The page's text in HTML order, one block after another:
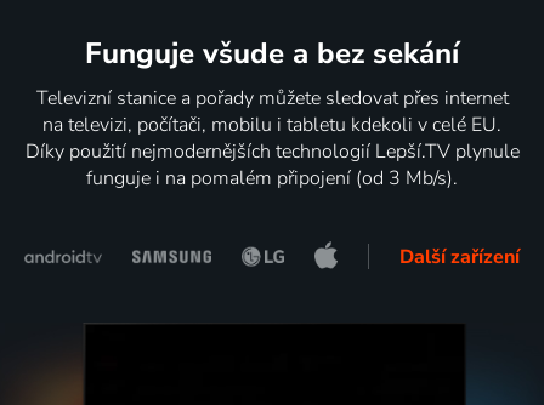
Funguje všude a bez sekání
Televizní stanice a pořady můžete sledovat přes internet
na televizi, počítači, mobilu i tabletu kdekoli v celé EU.
Díky použití nejmodernějších technologií Lepší.TV plynule
funguje i na pomalém připojení (od 3 Mb/s).
Další zařízení